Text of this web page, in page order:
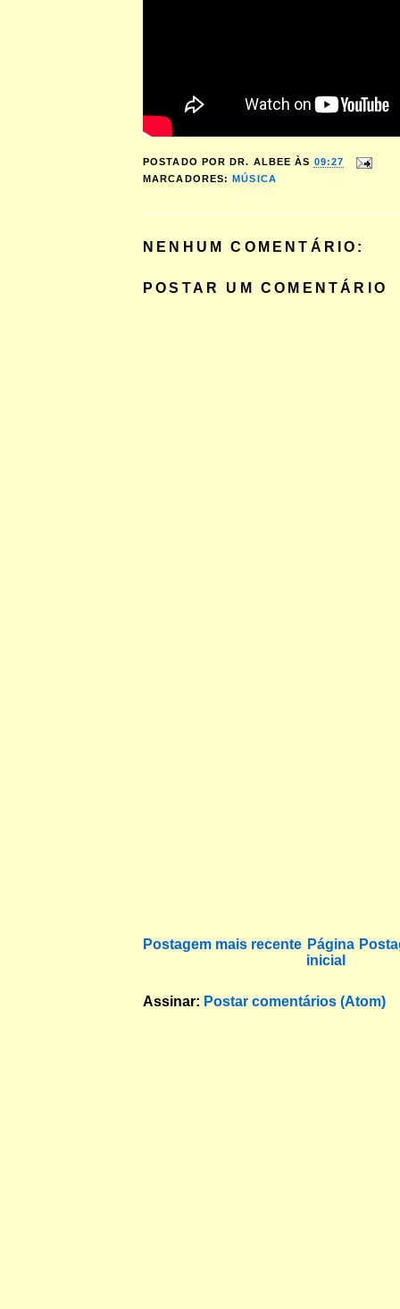
POSTADO POR DR. ALBEE ÀS 09:27
MARCADORES:MÚSICA
NENHUM COMENTÁRIO:
POSTAR UM COMENTÁRIO
Postagem mais recente Página
inicial
Assinar: Postar comentários (Atom)